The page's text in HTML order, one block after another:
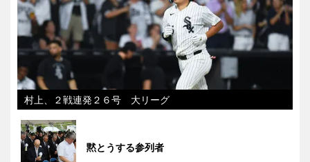
村上、２戦連発２６号 大リーグ
黙とうする参列者